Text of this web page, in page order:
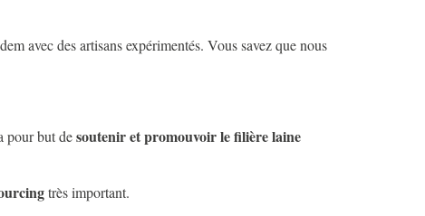
avec des artisans expérimentés. Vous savez que nous
pour but desoutenir et promouvoir le filière laine
très important.